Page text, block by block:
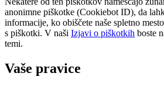
anonimne piškotke (Cookiebot ID), da
informacije, ko obiščete naše spletno
s piškotki. V naši Izjavi o piškotkih boste
temi.
Vaše pravice